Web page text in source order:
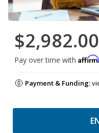
$2,982.00
Pay over time with Affirm
Payment & Funding: